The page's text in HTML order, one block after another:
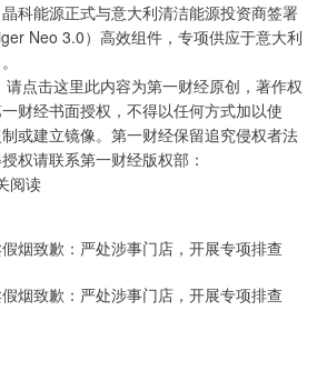
科能源正式与意大利清洁能源投资商签署
Neo 3.0）高效组件，专项供应于意大利
点击这里此内容为第一财经原创，著作权
财经书面授权，不得以任何方式加以使
或建立镜像。第一财经保留追究侵权者法
权请联系第一财经版权部：
阅读
烟致歉：严处涉事门店，开展专项排查
烟致歉：严处涉事门店，开展专项排查